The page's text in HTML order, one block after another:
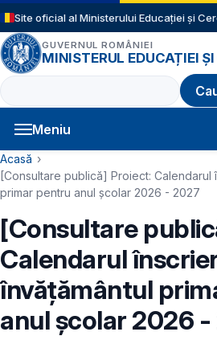
Sari la conținutul principal
Site oficial al Ministerului Educației și
GUVERNUL ROMÂNIEI
MINISTERUL EDUCAȚIEI
Caută
Meniu
Navigație principală
Cale de navigare
Acasă
[Consultare publică] Proiect: Calendarul
primar pentru anul şcolar 2026 - 2027
[Consultare
Calendarul
învăţământul
anul şcolar 2026 -